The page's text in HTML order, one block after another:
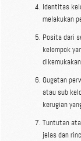
Identitas
melakukan
Posita dari
kelompok
Gugatan
atau sub
kerugian
Tuntutan
jelas dan